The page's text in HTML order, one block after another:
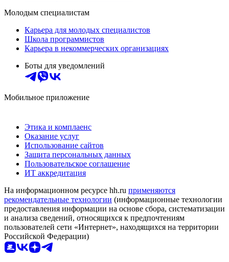
Молодым специалистам
Карьера для молодых специалистов
Школа программистов
Карьера в некоммерческих организациях
Боты для уведомлений
Мобильное приложение
Этика и комплаенс
Оказание услуг
Использование сайтов
Защита персональных данных
Пользовательское соглашение
ИТ аккредитация
На информационном ресурсе hh.ru применяются
рекомендательные технологии (информационные технологии
предоставления информации на основе сбора, систематизации
и анализа сведений, относящихся к предпочтениям
пользователей сети «Интернет», находящихся на территории
Российской Федерации)